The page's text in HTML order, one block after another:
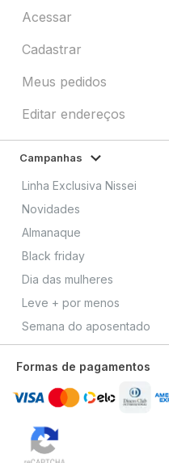
Acessar
Cadastrar
Meus pedidos
Editar endereços
Campanhas
Linha Exclusiva Nissei
Novidades
Almanaque
Black friday
Dia das mulheres
Leve + por menos
Semana do aposentado
Formas de pagamentos